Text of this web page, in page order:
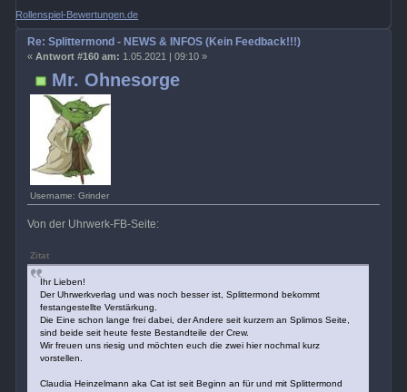
Rollenspiel-Bewertungen.de
Mr. Ohnesorge
Username: Grinder
Re: Splittermond - NEWS & INFOS (Kein Feedback!!!)
« Antwort #160 am: 1.05.2021 | 09:10 »
Von der Uhrwerk-FB-Seite:
Zitat
Ihr Lieben!
Der Uhrwerkverlag und was noch besser ist, Splittermond bekommt
festangestellte Verstärkung.
Die Eine schon lange frei dabei, der Andere seit kurzem an Splimos Seite,
sind beide seit heute feste Bestandteile der Crew.
Wir freuen uns riesig und möchten euch die zwei hier nochmal kurz
vorstellen.
Claudia Heinzelmann aka Cat ist seit Beginn an für und mit Splittermond